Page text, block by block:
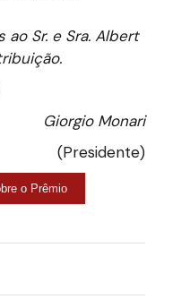
Sr. e Sra. Albert
Giorgio Monari
(Presidente)
o Prêmio